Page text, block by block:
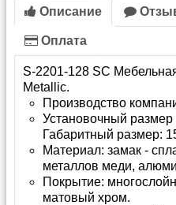
Описание
Оплата
S-2201-128 SC
Metallic.
Производство
Установочный
Габаритный размер:
Материал: замак -
металлов меди,
Покрытие:
матовый хром.